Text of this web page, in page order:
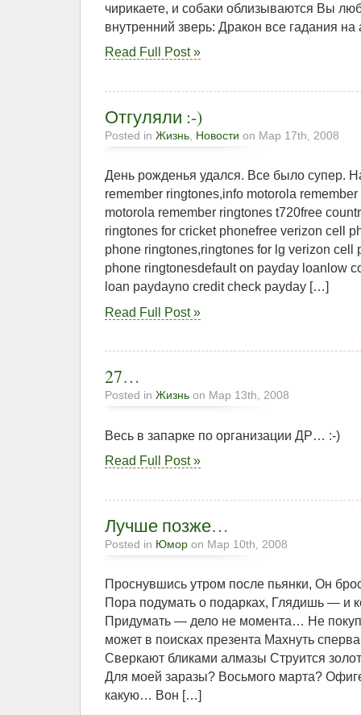
чирикаете, и собаки облизываются Вы
внутренний зверь: Дракон все гадания на
Read Full Post »
Отгуляли :-)
Posted in Жизнь Новости on Мар 17th, 2008
День рожденья удался. Все было супер.
remember ringtones,info motorola
motorola remember ringtones t720free
ringtones for cricket phonefree verizon cell
phone ringtones,ringtones for lg verizon cell
phone ringtonesdefault on payday loanlow
loan paydayno credit check payday […]
Read Full Post »
27…
Posted in Жизнь on Мар 13th, 2008
Весь в запарке по организации ДР… :-)
Read Full Post »
Лучше позже…
Posted in Юмор on Мар 10th, 2008
Проснувшись утром после пьянки, Он
Пора подумать о подарках, Глядишь — и
Придумать — дело не момента… Не
может в поисках презента Махнуть
Сверкают бликами алмазы Струится
Для моей заразы? Восьмого марта?
какую… Вон […]